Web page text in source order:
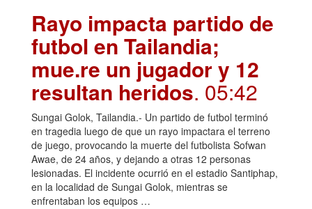
Rayo impacta partido de
futbol en Tailandia;
mue.re un jugador y 12
resultan heridos. 05:42
Sungai Golok, Tailandia.- Un partido de futbol terminó
en tragedia luego de que un rayo impactara el terreno
de juego, provocando la muerte del futbolista Sofwan
Awae, de 24 años, y dejando a otras 12 personas
lesionadas. El incidente ocurrió en el estadio Santiphap,
en la localidad de Sungai Golok, mientras se
enfrentaban los equipos …